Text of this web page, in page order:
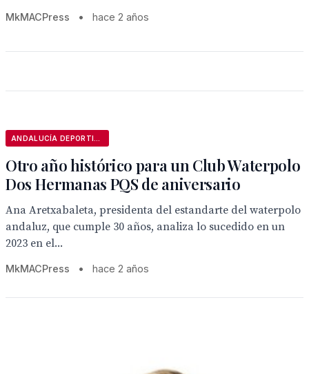
MkMACPress • hace 2 años
Otro año histórico para un Club Waterpolo
Dos Hermanas PQS de aniversario
Ana Aretxabaleta, presidenta del estandarte del waterpolo
andaluz, que cumple 30 años, analiza lo sucedido en un
2023 en el...
MkMACPress • hace 2 años